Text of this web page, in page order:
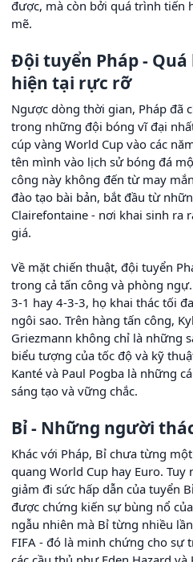
được, mà còn bởi quá trình tiến
mẽ.
Đội tuyển Pháp -
hiện tại rực rỡ
Ngược dòng thời gian, Pháp đã
trong những đội bóng vĩ đại
cúp vàng World Cup vào các
tên mình vào lịch sử bóng đá
công này không đến từ may
đào tạo bài bản, bắt đầu từ
Clairefontaine - nơi khai sinh ra
giá.
Về mặt chiến thuật, đội tuyển
trong cả tấn công và phòng
3-1 hay 4-3-3, họ khai thác tối
ngôi sao. Trên hàng tấn công,
Griezmann không chỉ là những
biểu tượng của tốc độ và kỹ
Kanté và Paul Pogba là những
sáng tạo và vững chắc.
Bỉ - Những người
Khác với Pháp, Bỉ chưa từng
quang World Cup hay Euro.
giảm đi sức hấp dẫn của tuyển
được chứng kiến sự bùng nổ
ngẫu nhiên mà Bỉ từng nhiều
FIFA - đó là minh chứng cho sự